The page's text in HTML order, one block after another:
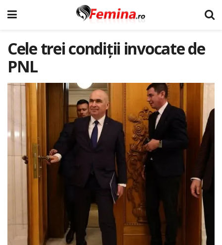
Cele trei condiții invocate de
PNL